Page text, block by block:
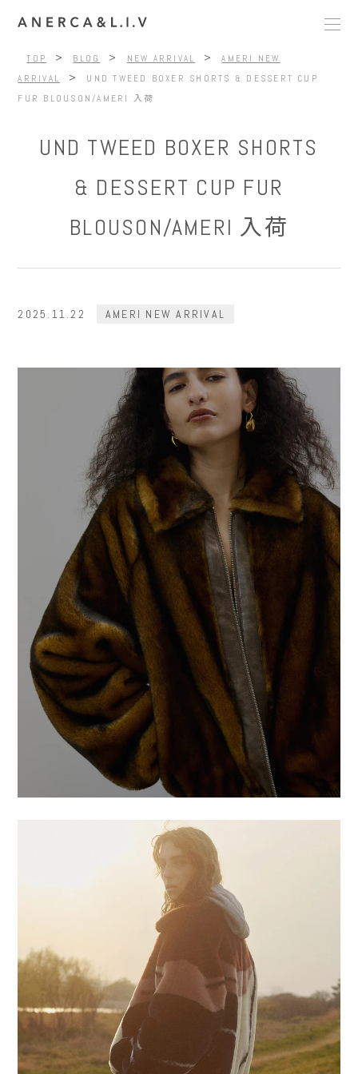
TOP > BLOG > NEW ARRIVAL >
AMERI NEW
ARRIVAL
>
UND TWEED BOXER SHORTS & DESSERT CUP
FUR BLOUSON/AMERI 入荷
UND TWEED BOXER SHORTS
& DESSERT CUP FUR
BLOUSON/AMERI 入荷
2025.11.22 AMERI NEW ARRIVAL